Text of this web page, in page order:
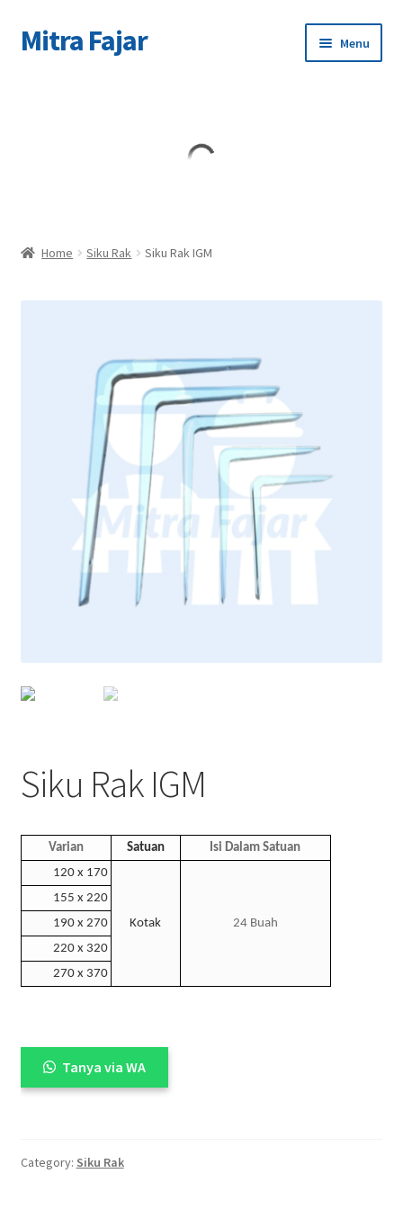
Skip
to
Skip
to
Mitra Fajar Menu
Home Siku Rak Siku Rak IGM
Siku Rak IGM
Varian Satuan
Isi Dalam Satuan
120 x 170
Kotak 24 Buah
155 x 220
190 x 270
220 x 320
270 x 370
Tanya via WA
Category: Siku Rak